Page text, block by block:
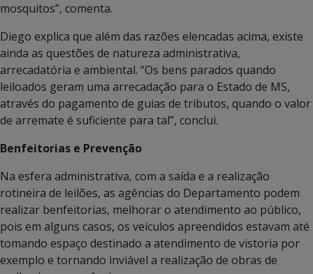
mosquitos”, comenta.
Diego explica que além das razões elencadas acima, existe
ainda as questões de natureza administrativa,
arrecadatória e ambiental. “Os bens parados quando
leiloados geram uma arrecadação para o Estado de MS,
através do pagamento de guias de tributos, quando o valor
de arremate é suficiente para tal”, conclui.
Benfeitorias e Prevenção
Na esfera administrativa, com a saída e a realização
rotineira de leilões, as agências do Departamento podem
realizar benfeitorias, melhorar o atendimento ao público,
pois em alguns casos, os veículos apreendidos estavam até
tomando espaço destinado a atendimento de vistoria por
exemplo e tornando inviável a realização de obras de